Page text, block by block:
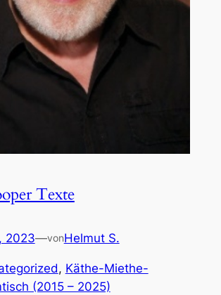
Texte
2023—vonHelmut S.
, Käthe-Miethe-
(2015 – 2025)